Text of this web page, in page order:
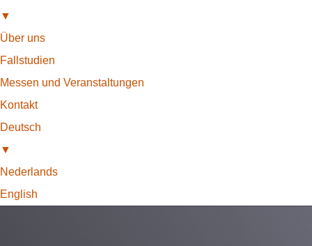
▼
Über uns
Fallstudien
Messen und Veranstaltungen
Kontakt
Deutsch
▼
Nederlands
English